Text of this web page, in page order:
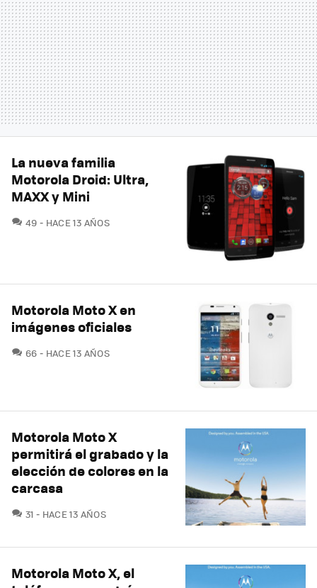
La nueva familia
Motorola Droid: Ultra,
MAXX y Mini
49 COMENTARIOS
HACE 13 AÑOS
Motorola Moto X en
imágenes oficiales
66 COMENTARIOS
HACE 13 AÑOS
Motorola Moto X
permitirá el grabado y la
elección de colores en la
carcasa
31 COMENTARIOS
HACE 13 AÑOS
Motorola Moto X, el